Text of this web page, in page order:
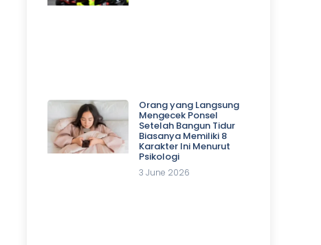
Orang yang Langsung
Mengecek Ponsel
Setelah Bangun Tidur
Biasanya Memiliki 8
Karakter Ini Menurut
Psikologi
3 June 2026